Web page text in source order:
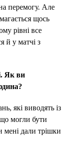
перемогу. Але
щось
рівні все
й у матчі з
Як ви
які виводять із
могли бути
дали трішки